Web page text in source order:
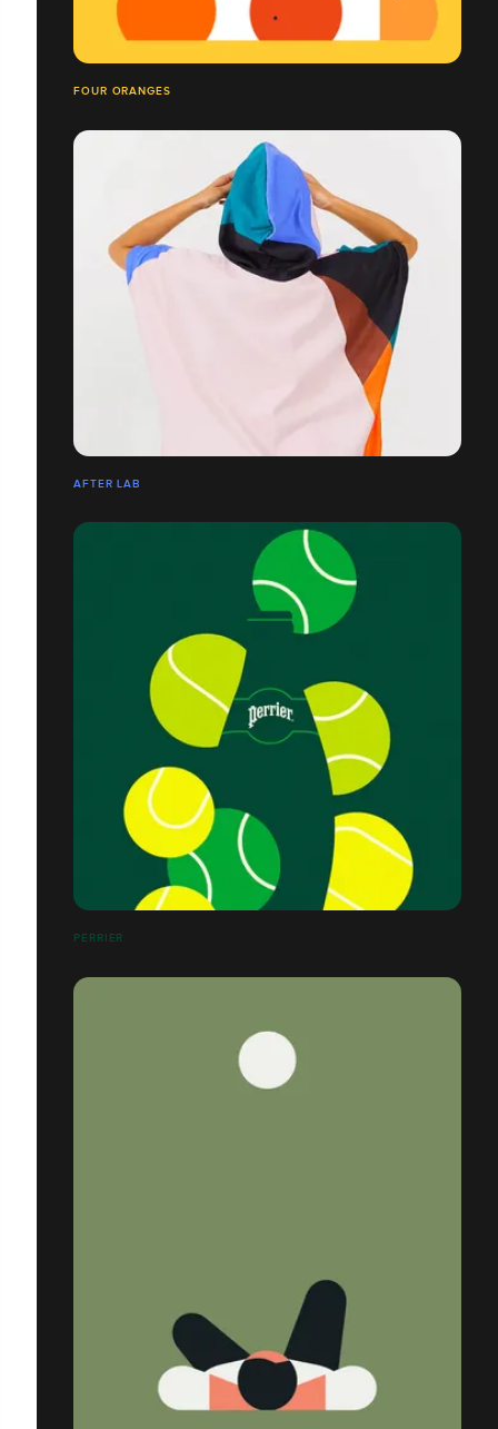
FOUR ORANGES
AFTER LAB
PERRIER